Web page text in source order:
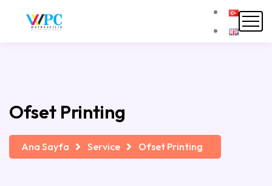
Ofset Printing
Ana Sayfa Service Ofset Printing